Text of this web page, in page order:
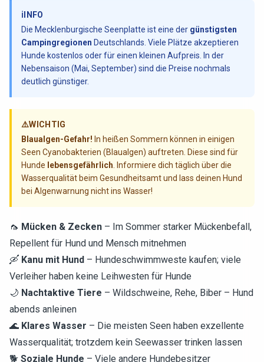
ℹ️ INFO
Die Mecklenburgische Seenplatte ist eine der günstigsten
Campingregionen Deutschlands. Viele Plätze akzeptieren
Hunde kostenlos oder für einen kleinen Aufpreis. In der
Nebensaison (Mai, September) sind die Preise nochmals
deutlich günstiger.
⚠️WICHTIG
Blaualgen-Gefahr! In heißen Sommern können in einigen
Seen Cyanobakterien (Blaualgen) auftreten. Diese sind für
Hunde lebensgefährlich . Informiere dich täglich über die
Wasserqualität beim Gesundheitsamt und lass deinen Hund
bei Algenwarnung nicht ins Wasser!
🦟 Mücken & Zecken – Im Sommer starker Mückenbefall,
Repellent für Hund und Mensch mitnehmen
🛶 Kanu mit Hund – Hundeschwimmweste kaufen; viele
Verleiher haben keine Leihwesten für Hunde
🌙 Nachtaktive Tiere – Wildschweine, Rehe, Biber – Hund
abends anleinen
🌊 Klares Wasser – Die meisten Seen haben exzellente
Wasserqualität; trotzdem kein Seewasser trinken lassen
🐕 Soziale Hunde – Viele andere Hundebesitzer